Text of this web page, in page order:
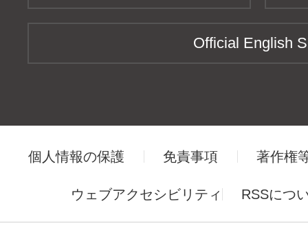
Official English
個人情報の保護 免責事項 著作権
ウェブアクセシビリティ RSSにつ